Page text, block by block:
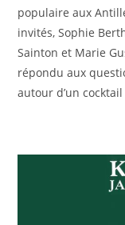
populaire aux
invités, Sophie
Sainton et Marie
répondu aux
autour d’un